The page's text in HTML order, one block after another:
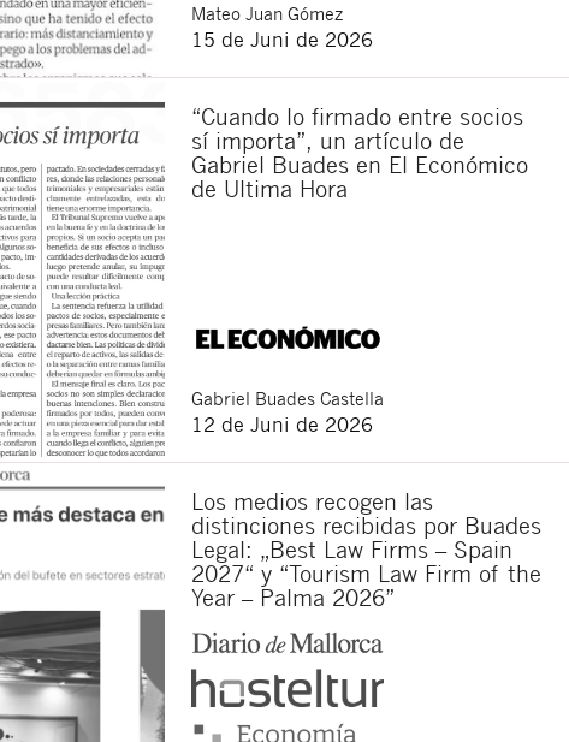
Mateo Juan Gómez
15 de Juni de 2026
“Cuando lo firmado entre socios
sí importa”, un artículo de
Gabriel Buades en El Económico
de Ultima Hora
Gabriel Buades Castella
12 de Juni de 2026
Los medios recogen las
distinciones recibidas por Buades
Legal: „Best Law Firms – Spain
2027“ y “Tourism Law Firm of the
Year – Palma 2026”
Schließen
dieser Website.
Datenschutz gelesen zu
Sie haben das Recht auf
Website